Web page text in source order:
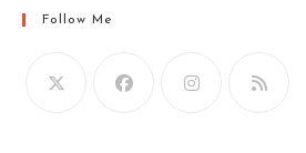
Follow Me